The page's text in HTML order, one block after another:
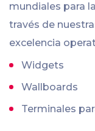
mundiales para
través de
excelencia
Widgets
Wallboards
Terminales